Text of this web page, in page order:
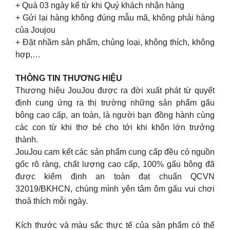
+ Quá 03 ngày kể từ khi Quý khách nhận hàng
+ Gửi lại hàng không đúng mẫu mã, không phải hàng
của Joujou
+ Đặt nhầm sản phẩm, chủng loại, không thích, không
hợp,…
THÔNG TIN THƯƠNG HIỆU
Thương hiệu JouJou được ra đời xuất phát từ quyết
định cung ứng ra thị trường những sản phẩm gấu
bông cao cấp, an toàn, là người bạn đồng hành cùng
các con từ khi thơ bé cho tới khi khôn lớn trưởng
thành.
JouJou cam kết các sản phẩm cung cấp đều có nguồn
gốc rõ ràng, chất lượng cao cấp, 100% gấu bông đã
được kiểm định an toàn đạt chuẩn QCVN
32019/BKHCN, chúng mình yên tâm ôm gấu vui chơi
thoả thích mỗi ngày.
Kích thước và màu sắc thực tế của sản phẩm có thể